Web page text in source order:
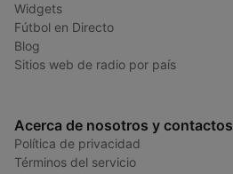
Widgets
Fútbol en Directo
Blog
Sitios web de radio por país
Acerca de nosotros y contactos
Política de privacidad
Términos del servicio